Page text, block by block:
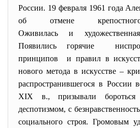
России. 19 февраля 1961 года
об отмене
Оживилась и
Появились горячие
принципов и правил в
нового метода в искусстве –
распространившегося в России
XIX в., призывали
деспотизмом, с
социального строя. Громовым